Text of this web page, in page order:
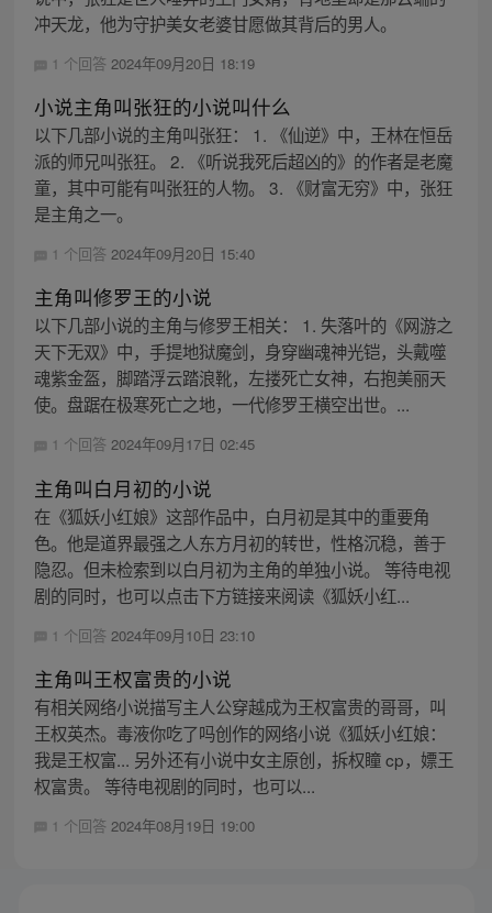
冲天龙，他为守护美女老婆甘愿做其背后的男人。
1 个回答 2024年09月20日 18:19
小说主角叫张狂的小说叫什么
以下几部小说的主角叫张狂： 1. 《仙逆》中，王林在恒岳
派的师兄叫张狂。 2. 《听说我死后超凶的》的作者是老魔
童，其中可能有叫张狂的人物。 3. 《财富无穷》中，张狂
是主角之一。
1 个回答 2024年09月20日 15:40
主角叫修罗王的小说
以下几部小说的主角与修罗王相关： 1. 失落叶的《网游之
天下无双》中，手提地狱魔剑，身穿幽魂神光铠，头戴噬
魂紫金盔，脚踏浮云踏浪靴，左搂死亡女神，右抱美丽天
使。盘踞在极寒死亡之地，一代修罗王横空出世。...
1 个回答 2024年09月17日 02:45
主角叫白月初的小说
在《狐妖小红娘》这部作品中，白月初是其中的重要角
色。他是道界最强之人东方月初的转世，性格沉稳，善于
隐忍。但未检索到以白月初为主角的单独小说。 等待电视
剧的同时，也可以点击下方链接来阅读《狐妖小红...
1 个回答 2024年09月10日 23:10
主角叫王权富贵的小说
有相关网络小说描写主人公穿越成为王权富贵的哥哥，叫
王权英杰。毒液你吃了吗创作的网络小说《狐妖小红娘：
我是王权富... 另外还有小说中女主原创，拆权瞳 cp，嫖王
权富贵。 等待电视剧的同时，也可以...
1 个回答 2024年08月19日 19:00